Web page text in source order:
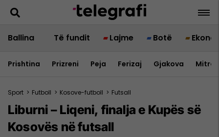
Ballina Të fundit Lajme Botë
Prishtina Prizreni Peja Ferizaj Gjakova
Sport > Futboll > Kosove-futboll > Futsall
Liburni – Liqeni, finalja e Kupës së
Kosovës në futsall